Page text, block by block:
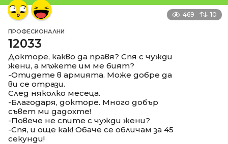
469 10
ПРОФЕСИОНАЛНИ
12033
Докторе, какво да правя? Спя с чужди
жени, а мъжете им ме бият?
-Отидете в армията. Може добре да
ви се отрази.
След няколко месеца.
-Благодаря, докторе. Много добър
съвет ми дадохте!
-Повече не спите с чужди жени?
-Спя, и още как! Обаче се обличам за 45
секунди!